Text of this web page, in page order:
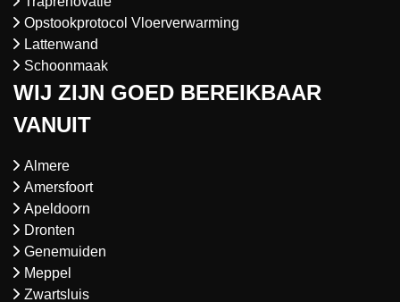
Opstookprotocol Vloerverwarming
Lattenwand
Schoonmaak
WIJ ZIJN GOED BEREIKBAAR
VANUIT
Almere
Amersfoort
Apeldoorn
Dronten
Genemuiden
Meppel
Zwartsluis